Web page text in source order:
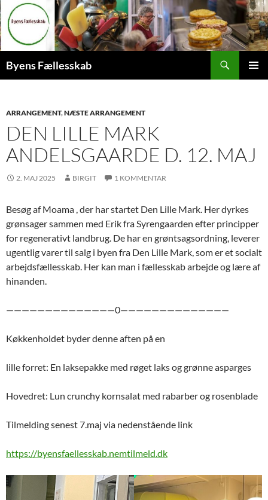
Hop
til
indhold
Byens Fællesskab
ARRANGEMENT,NÆSTE ARRANGEMENT
DEN LILLE MARK
ANDELSGAARDE D. 12. MAJ
2. MAJ 2025 BIRGIT 1 KOMMENTAR
Besøg af Moama , der har startet Den Lille Mark. Her dyrkes
grønsager sammen med Erik fra Syrengaarden efter principper
for regenerativt landbrug. De har en grøntsagsordning, leverer
ugentlig varer til salg i byen fra Den Lille Mark, som er et socialt
arbejdsfællesskab. Her kan man i fællesskab arbejde og lære af
hinanden.
——————————————0——————————————
Køkkenholdet byder denne aften på en
lille forret: En laksepakke med røget laks og grønne asparges
Hovedret: Lun crunchy kornsalat med rabarber og rosenblade
Tilmelding senest 7.maj via nedenstående link
https://byensfaellesskab.nemtilmeld.dk